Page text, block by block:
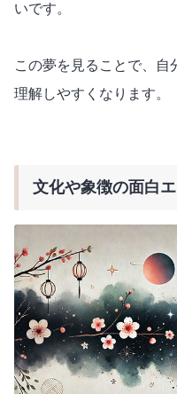
いです。
この夢を見ることで、自
理解しやすくなります。
文化や象徴の面白